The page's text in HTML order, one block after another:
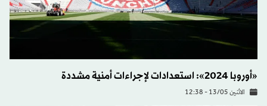
«أوروبا 2024»: استعدادات لإجراءات أمنية مشددة
الاثنين 13/05 - 12:38